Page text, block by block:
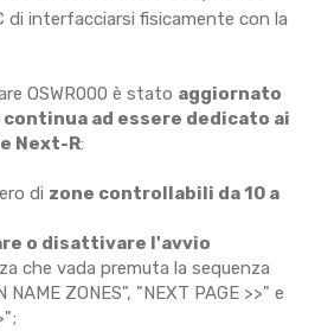
interfacciarsi fisicamente con la
OSWR000 è stato aggiornato
continua ad essere dedicato ai
Next-R:
di zone controllabili da 10 a
o disattivare l'avvio
che vada premuta la sequenza
ZONES", "NEXT PAGE >>" e